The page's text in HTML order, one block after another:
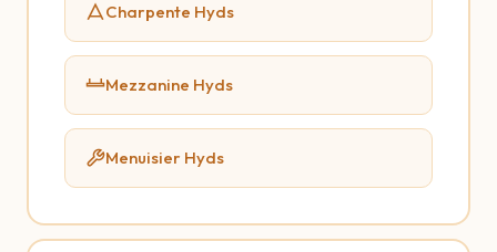
Charpente Hyds
Mezzanine Hyds
Menuisier Hyds